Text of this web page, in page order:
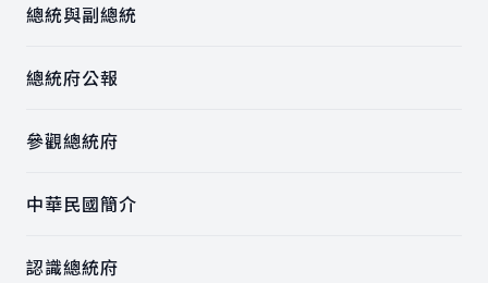
總統與副總統
總統府公報
參觀總統府
中華民國簡介
認識總統府